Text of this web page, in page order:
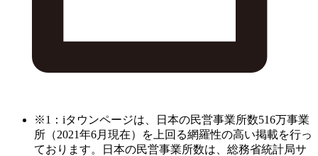
※1：iタウンページは、日本の民営事業所数516万事業
所（2021年6月現在）を上回る網羅性の高い掲載を行っ
ております。日本の民営事業所数は、総務省統計局サ